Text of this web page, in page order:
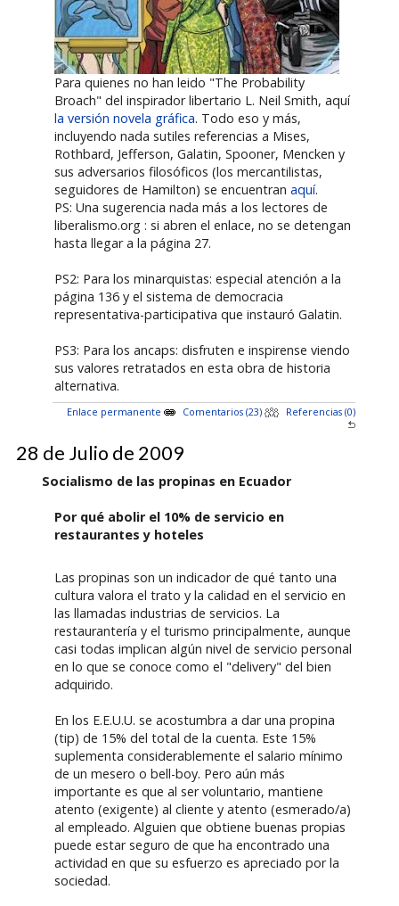
Para quienes no han leido "The Probability
Broach" del inspirador libertario L. Neil Smith, aquí
la versión novela gráfica. Todo eso y más,
incluyendo nada sutiles referencias a Mises,
Rothbard, Jefferson, Galatin, Spooner, Mencken y
sus adversarios filosóficos (los mercantilistas,
seguidores de Hamilton) se encuentranaquí.
PS: Una sugerencia nada más a los lectores de
liberalismo.org : si abren el enlace, no se detengan
hasta llegar a la página 27.
PS2: Para los minarquistas: especial atención a la
página 136 y el sistema de democracia
representativa-participativa que instauró Galatin.
PS3: Para los ancaps: disfruten e inspirense viendo
sus valores retratados en esta obra de historia
alternativa.
Enlace permanente Comentarios (23) Referencias (0)
28 de Julio de 2009
Socialismo de las propinas en Ecuador
Por qué abolir el 10% de servicio en
restaurantes y hoteles
Las propinas son un indicador de qué tanto una
cultura valora el trato y la calidad en el servicio en
las llamadas industrias de servicios. La
restaurantería y el turismo principalmente, aunque
casi todas implican algún nivel de servicio personal
en lo que se conoce como el "delivery" del bien
adquirido.
En los E.E.U.U. se acostumbra a dar una propina
(tip) de 15% del total de la cuenta. Este 15%
suplementa considerablemente el salario mínimo
de un mesero o bell-boy. Pero aún más
importante es que al ser voluntario, mantiene
atento (exigente) al cliente y atento (esmerado/a)
al empleado. Alguien que obtiene buenas propias
puede estar seguro de que ha encontrado una
actividad en que su esfuerzo es apreciado por la
sociedad.